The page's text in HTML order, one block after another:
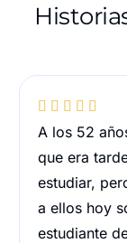
    
A los 52
que era
estudiar,
a ellos hoy
estudiante